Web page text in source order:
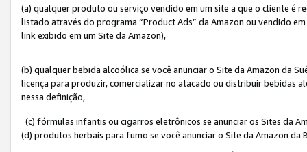
(a) qualquer produto ou serviço vendido em um site a que o cliente é
listado através do programa “Product Ads” da Amazon ou vendido
link exibido em um Site da Amazon),
(b) qualquer bebida alcoólica se você anunciar o Site da Amazon da
licença para produzir, comercializar no atacado ou distribuir bebidas
nessa definição,
(c) fórmulas infantis ou cigarros eletrônicos se anunciar os Sites da
(d) produtos herbais para fumo se você anunciar o Site da Amazon da